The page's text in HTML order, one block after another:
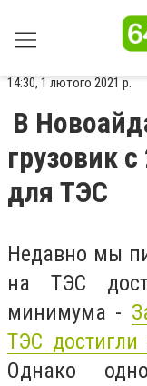
14:30, 1 лютого 2021 р.
В
грузовик
для ТЭС
Недавно мы
на ТЭС
минимума -
ТЭС достигли
Однако